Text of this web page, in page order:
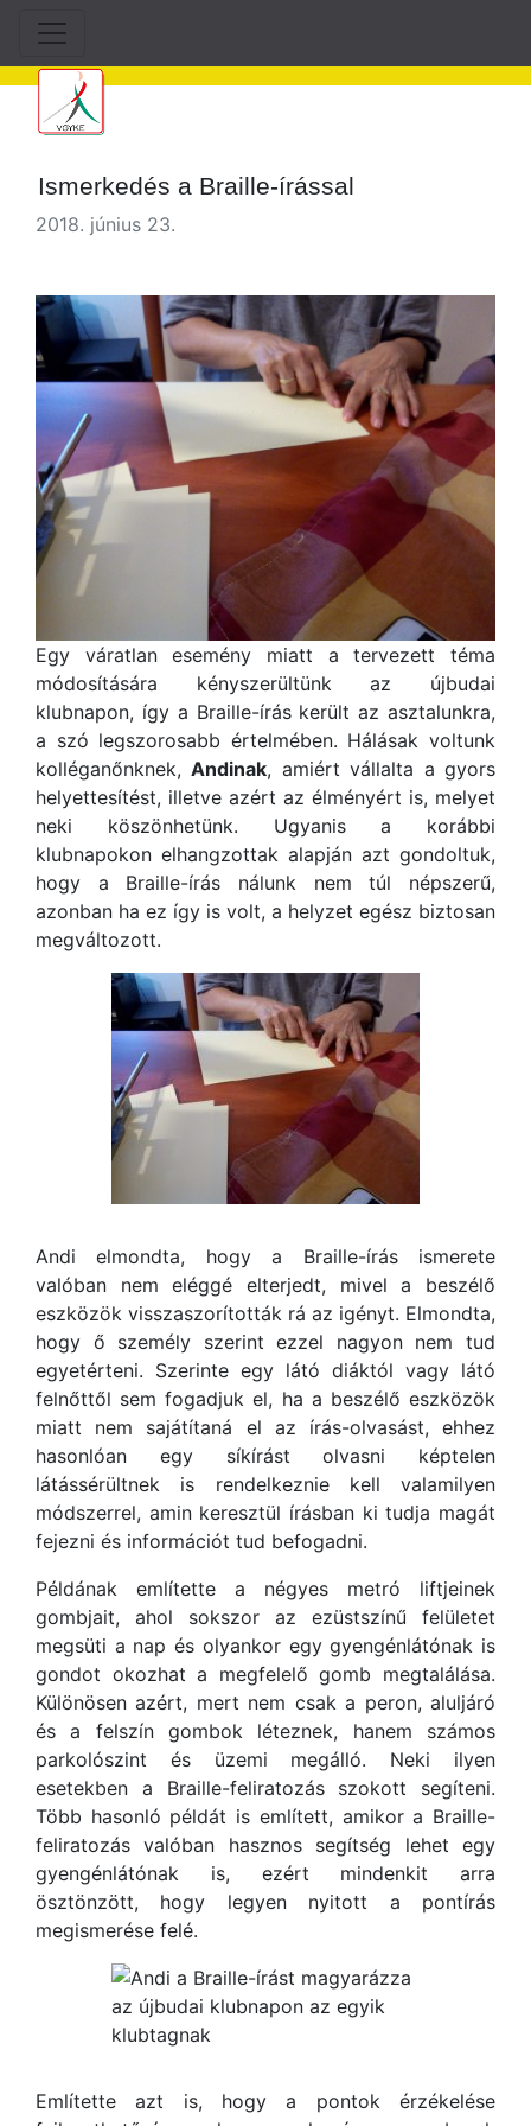
Ismerkedés a Braille-írással
2018. június 23.
Egy váratlan esemény miatt a tervezett téma
módosítására kényszerültünk az újbudai
klubnapon, így a Braille-írás került az asztalunkra,
a szó legszorosabb értelmében. Hálásak voltunk
kolléganőnknek,Andinak, amiért vállalta a gyors
helyettesítést, illetve azért az élményért is, melyet
neki köszönhetünk. Ugyanis a korábbi
klubnapokon elhangzottak alapján azt gondoltuk,
hogy a Braille-írás nálunk nem túl népszerű,
azonban ha ez így is volt, a helyzet egész biztosan
megváltozott.
Andi elmondta, hogy a Braille-írás ismerete
valóban nem eléggé elterjedt, mivel a beszélő
eszközök visszaszorították rá az igényt. Elmondta,
hogy ő személy szerint ezzel nagyon nem tud
egyetérteni. Szerinte egy látó diáktól vagy látó
felnőttől sem fogadjuk el, ha a beszélő eszközök
miatt nem sajátítaná el az írás-olvasást, ehhez
hasonlóan egy síkírást olvasni képtelen
látássérültnek is rendelkeznie kell valamilyen
módszerrel, amin keresztül írásban ki tudja magát
fejezni és információt tud befogadni.
Példának említette a négyes metró liftjeinek
gombjait, ahol sokszor az ezüstszínű felületet
megsüti a nap és olyankor egy gyengénlátónak is
gondot okozhat a megfelelő gomb megtalálása.
Különösen azért, mert nem csak a peron, aluljáró
és a felszín gombok léteznek, hanem számos
parkolószint és üzemi megálló. Neki ilyen
esetekben a Braille-feliratozás szokott segíteni.
Több hasonló példát is említett, amikor a Braille-
feliratozás valóban hasznos segítség lehet egy
gyengénlátónak is, ezért mindenkit arra
ösztönzött, hogy legyen nyitott a pontírás
megismerése felé.
Említette azt is, hogy a pontok érzékelése